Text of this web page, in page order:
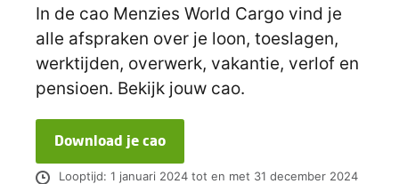
In de cao Menzies World Cargo vind je
alle afspraken over je loon, toeslagen,
werktijden, overwerk, vakantie, verlof en
pensioen. Bekijk jouw cao.
Download je cao
Looptijd: 1 januari 2024 tot en met 31 december 2024